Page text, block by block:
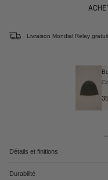
Livraison Mondial Relay
Détails et finitions
Durabilité